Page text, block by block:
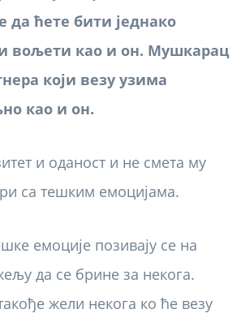
да ћете бити једнако
вољети као и он. Мушкарац
који везу узима
као и он.
и оданост и не смета му
са тешким емоцијама.
емоције позивају се на
да се брине за некога.
жели некога ко ће везу